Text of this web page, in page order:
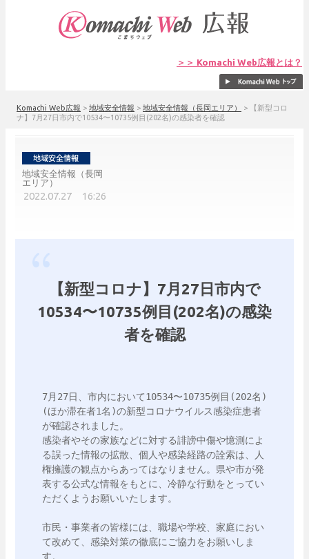
＞＞ Komachi Web広報とは？
Komachi Web広報 > 地域安全情報 > 地域安全情報（長岡エリア） >
【新型コロ
ナ】7月27日市内で10534〜10735例目(202名)の感染者を確認
地域安全情報（長岡
エリア）
2022.07.27 16:26
【新型コロナ】7月27日市内で
10534〜10735例目(202名)の感染
者を確認
7月27日、市内において10534〜10735例目(202名)
(ほか滞在者1名)の新型コロナウイルス感染症患者
が確認されました。
感染者やその家族などに対する誹謗中傷や憶測によ
る誤った情報の拡散、個人や感染経路の詮索は、人
権擁護の観点からあってはなりません。県や市が発
表する公式な情報をもとに、冷静な行動をとってい
ただくようお願いいたします。
市民・事業者の皆様には、職場や学校、家庭におい
て改めて、感染対策の徹底にご協力をお願いしま
す。